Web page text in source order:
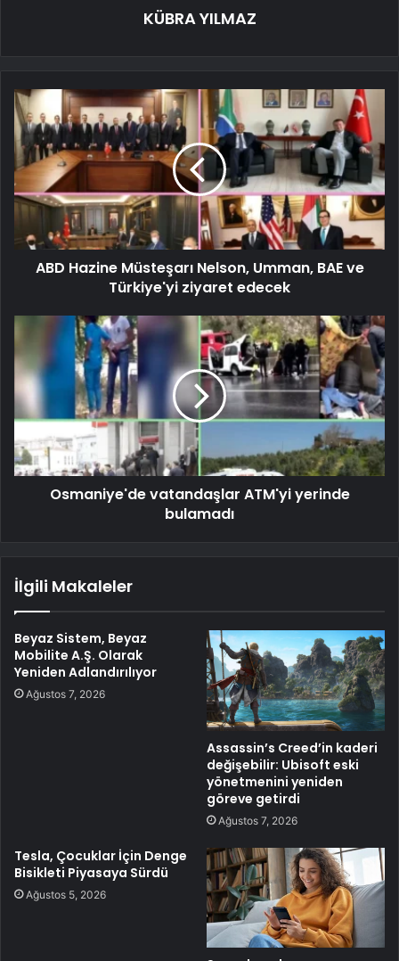
KÜBRA YILMAZ
ABD Hazine Müsteşarı Nelson, Umman, BAE ve
Türkiye'yi ziyaret edecek
Osmaniye'de vatandaşlar ATM'yi yerinde
bulamadı
İlgili Makaleler
Beyaz Sistem, Beyaz
Mobilite A.Ş. Olarak
Yeniden Adlandırılıyor
Ağustos 7, 2026
Assassin’s Creed’in kaderi
değişebilir: Ubisoft eski
yönetmenini yeniden
göreve getirdi
Ağustos 7, 2026
Tesla, Çocuklar İçin Denge
Bisikleti Piyasaya Sürdü
Ağustos 5, 2026